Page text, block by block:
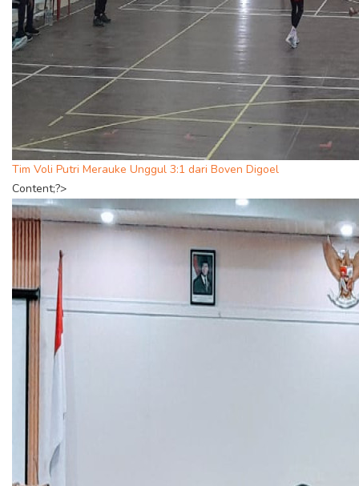
Tim Voli Putri Merauke Unggul 3:1 dari Boven Digoel
Content;?>